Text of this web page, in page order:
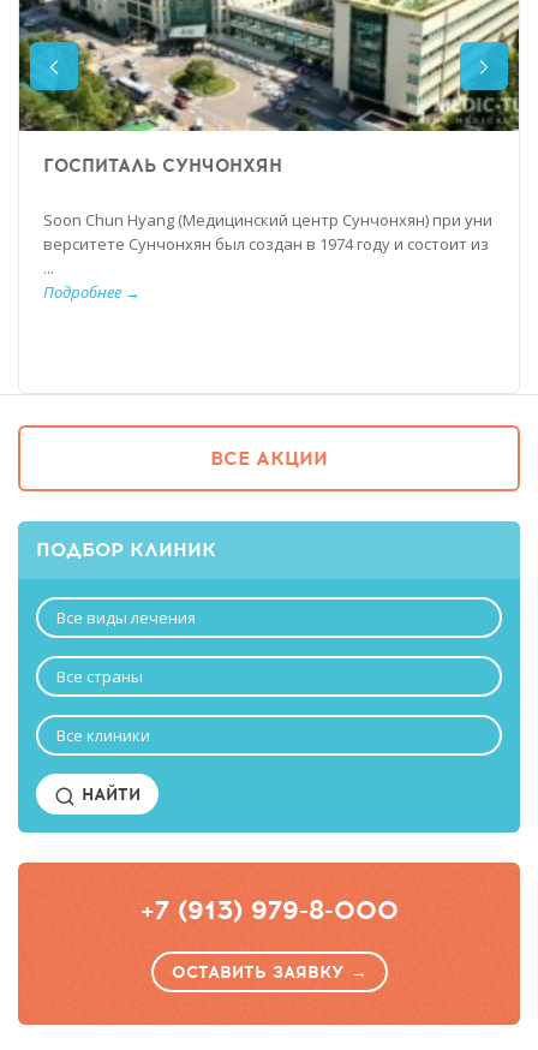
ГОСПИТАЛЬ СУНЧОНХЯН
Soon Chun Hyang (Медицинский центр Сунчонхян) при уни
верситете Сунчонхян был создан в 1974 году и состоит из
...
Подробнее →
ВСЕ АКЦИИ
ПОДБОР КЛИНИК
Все виды лечения
Все страны
Все клиники
НАЙТИ
+7 (913) 979-8-000
ОСТАВИТЬ ЗАЯВКУ →